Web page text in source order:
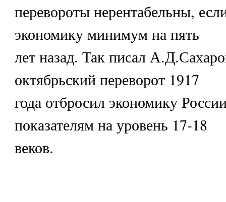
перевороты нерентабельны,
экономику минимум на пять
лет назад. Так писал
октябрьский переворот 1917
года отбросил экономику
показателям на уровень 17-18
веков.